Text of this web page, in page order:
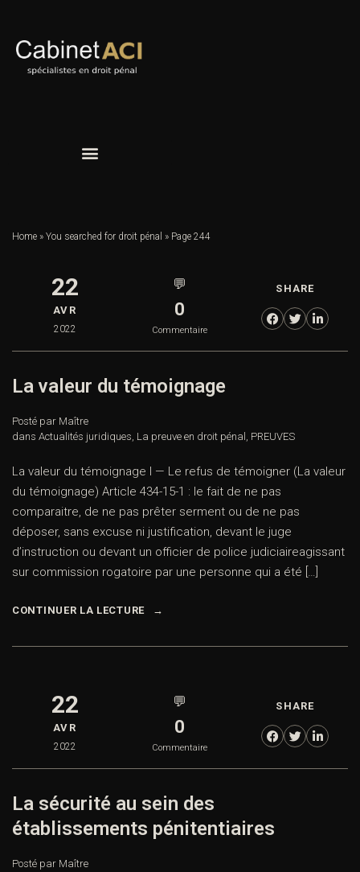
Home » You searched for droit pénal » Page 244
22
AVR
2022
💬
0
Commentaire
SHARE
La valeur du témoignage
Posté par Maître
dans Actualités juridiques, La preuve en droit pénal , PREUVES
La valeur du témoignage I — Le refus de témoigner (La valeur
du témoignage) Article 434-15-1 : le fait de ne pas
comparaitre, de ne pas prêter serment ou de ne pas
déposer, sans excuse ni justification, devant le juge
d’instruction ou devant un officier de police judiciaireagissant
sur commission rogatoire par une personne qui a été […]
CONTINUER LA LECTURE
22
AVR
2022
💬
0
Commentaire
SHARE
La sécurité au sein des
établissements pénitentiaires
Posté par Maître